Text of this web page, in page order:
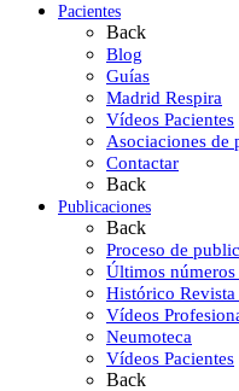
Pacientes
Back
Blog
Guías
Madrid Respira
Vídeos Pacientes
Asociaciones de
Contactar
Back
Publicaciones
Back
Proceso de
Últimos números
Histórico Revista
Vídeos
Neumoteca
Vídeos Pacientes
Back